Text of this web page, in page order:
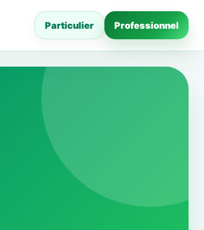
Particulier Professionnel